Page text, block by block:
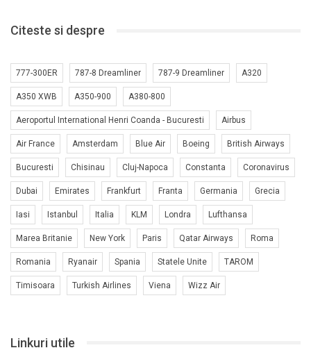
Citeste si despre
777-300ER 787-8 Dreamliner 787-9 Dreamliner A320
A350 XWB A350-900 A380-800
Aeroportul International Henri Coanda - Bucuresti Airbus
Air France Amsterdam Blue Air Boeing British Airways
Bucuresti Chisinau Cluj-Napoca Constanta Coronavirus
Dubai Emirates Frankfurt Franta Germania Grecia
Iasi Istanbul Italia KLM Londra Lufthansa
Marea Britanie New York Paris Qatar Airways Roma
Romania Ryanair Spania Statele Unite TAROM
Timisoara Turkish Airlines Viena Wizz Air
Linkuri utile